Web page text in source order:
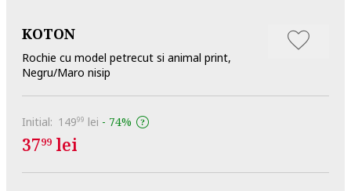
KOTON
Rochie cu model petrecut si animal print,
Negru/Maro nisip
Initial: 14999 lei - 74%
3799 lei